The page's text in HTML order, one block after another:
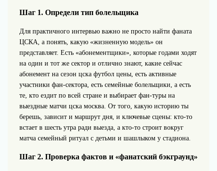
Шаг 1. Определи тип болельщика
Для практичного интервью важно не просто найти фаната
ЦСКА, а понять, какую «жизненную модель» он
представляет. Есть «абонементщики», которые годами ходят
на один и тот же сектор и отлично знают, какие сейчас
абонемент на сезон цска футбол цены, есть активные
участники фан-сектора, есть семейные болельщики, а есть
те, кто ездит по всей стране и выбирает фан-туры на
выездные матчи цска москва. От того, какую историю ты
берешь, зависит и маршрут дня, и ключевые сцены: кто-то
встает в шесть утра ради выезда, а кто-то строит вокруг
матча семейный ритуал с детьми и шашлыком у стадиона.
Шаг 2. Проверка фактов и «фанатский бэкграунд»